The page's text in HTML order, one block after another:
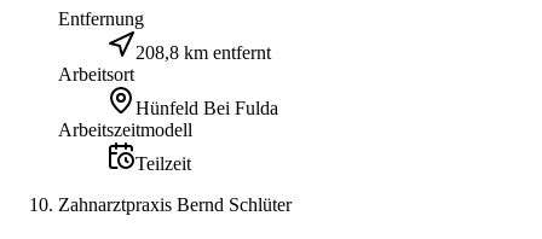
Entfernung
208,8 km entfernt
Arbeitsort
Hünfeld Bei Fulda
Arbeitszeitmodell
Teilzeit
Zahnarztpraxis Bernd Schlüter